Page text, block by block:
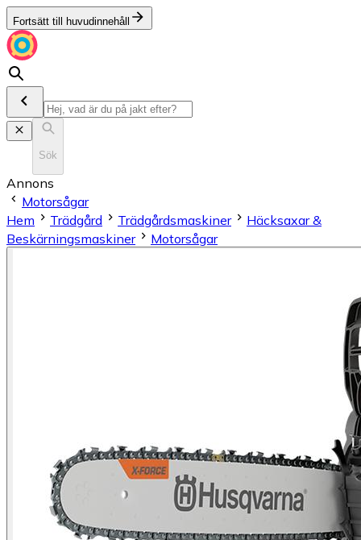
Fortsätt till huvudinnehåll
Sök
Annons
Motorsågar
Hem
Trädgård Trädgårdsmaskiner
Häcksaxar &
Beskärningsmaskiner
Motorsågar